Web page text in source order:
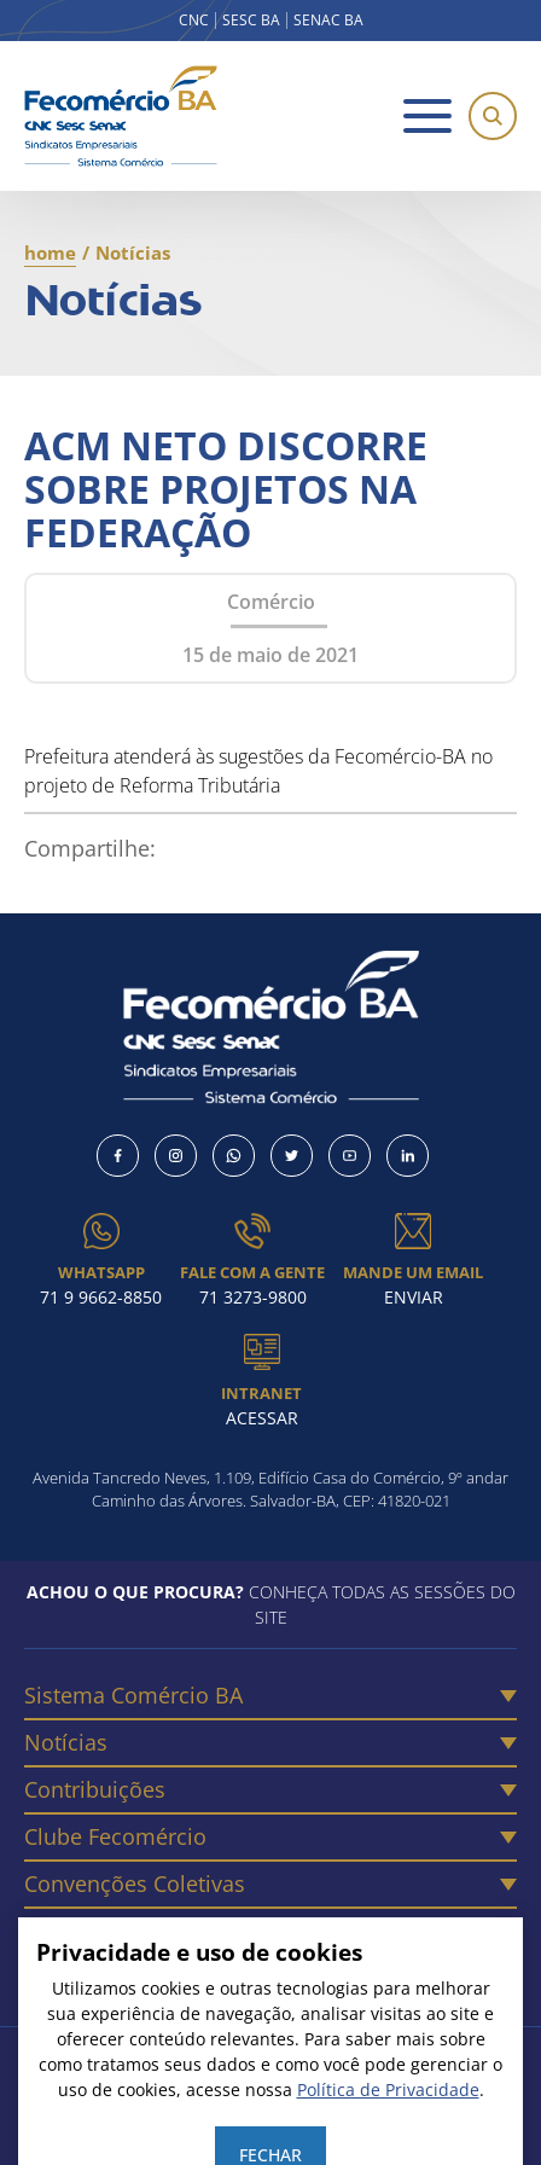
CNC SESC BA SENAC BA
Como utilizar
home / Notícias
Notícias
ACM NETO DISCORRE
SOBRE PROJETOS NA
FEDERAÇÃO
Comércio
15 de maio de 2021
Prefeitura atenderá às sugestões da Fecomércio-BA no
projeto de Reforma Tributária
Compartilhe:
WHATSAPP
71 9 9662-8850
FALE COM A GENTE
71 3273-9800
MANDE UM EMAIL
ENVIAR
INTRANET
ACESSAR
Avenida Tancredo Neves, 1.109, Edifício Casa do Comércio, 9º andar
Caminho das Árvores. Salvador-BA, CEP: 41820-021
ACHOU O QUE PROCURA?CONHEÇA TODAS AS SESSÕES DO
SITE
Sistema Comércio BA
Notícias
Contribuições
Clube Fecomércio
Convenções Coletivas
Contato
Copyright © 2026. Todos os Direitos Reservados
Federação do Comércio de Bens, Serviços e Turismo do Estado
Privacidade e uso de cookies
Utilizamos cookies e outras tecnologias para melhorar
sua experiência de navegação, analisar visitas ao site e
oferecer conteúdo relevantes. Para saber mais sobre
como tratamos seus dados e como você pode gerenciar o
uso de cookies, acesse nossa Política de Privacidade.
FECHAR